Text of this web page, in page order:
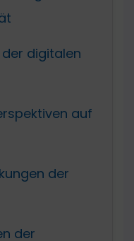
digitalen
auf
der
der